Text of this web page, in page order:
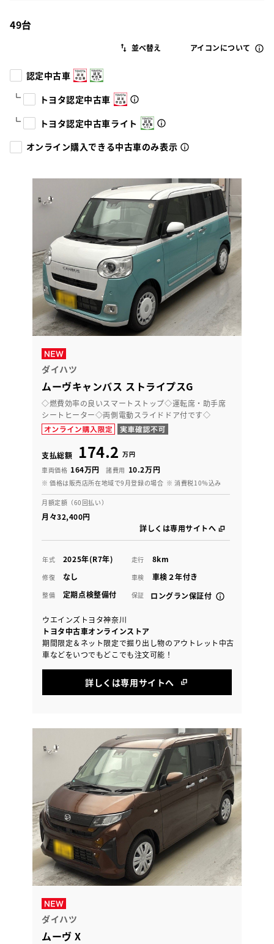
49台
アイコンについて
認定中古車
トヨタ認定中古車
トヨタ認定中古車ライト
オンライン購入できる中古車のみ表示
ダイハツ
ムーヴキャンバス ストライプスG
◇燃費効率の良いスマートストップ◇運転席・助手席
シートヒーター◇両側電動スライドドア付です◇
支払総額 174.2 万円
車両価格 164万円 諸費用 10.2万円
※ 価格は販売店所在地域で9月登録の場合 ※ 消費税10％込み
月額定額（60回払い）
月々32,400円
詳しくは専用サイトへ
年式 2025年(R7年) 走行 8km
修復 なし 車検 車検２年付き
整備 定期点検整備付 保証 ロングラン保証付
ウエインズトヨタ神奈川
トヨタ中古車オンラインストア
期間限定＆ネット限定で掘り出し物のアウトレット中古
車などをいつでもどこでも注文可能！
詳しくは専用サイトへ
ダイハツ
ムーヴ X